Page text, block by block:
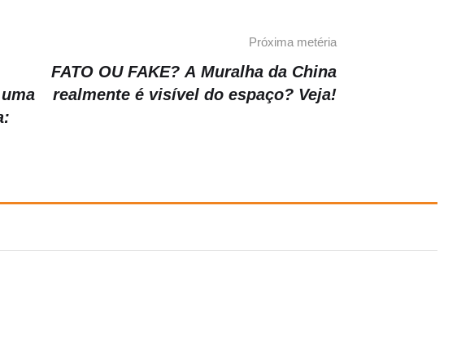
Próxima metéria
FATO OU FAKE? A Muralha da China
realmente é visível do espaço? Veja!